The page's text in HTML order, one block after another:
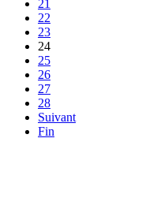
21
22
23
24
25
26
27
28
Suivant
Fin